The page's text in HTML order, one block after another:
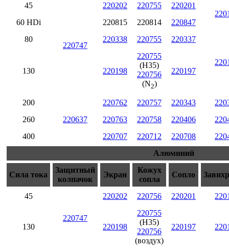
45
220747
220202 220755
220201
60 HDi
220815 220814
220847
80
220338 220755 220337
130
220198
220755
(H35)
220756
(N2)
220197
200
220637
220762 220757 220343
260
220763 220758 220406
400
220707 220712 220708
Алюминий
Сила тока
Защитный
колпачок
Экран
Кожух
сопла
Сопло
45
220747
220202 220756 220201
130 220198
220755
(H35)
220756
(воздух)
220197